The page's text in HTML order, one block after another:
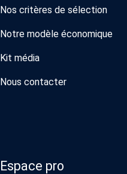
Nos critères de sélection
Notre modèle économique
Kit média
Nous contacter
Espace pro